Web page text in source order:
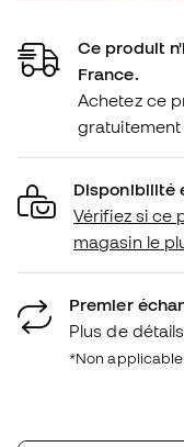
Ce produit
France.
Achetez ce
gratuitement
Disponibilité
Vérifiez si ce
magasin le
Premier
Plus de
*Non